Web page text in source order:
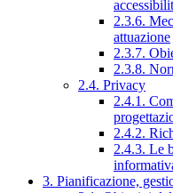
2.3.6.
attuazione
2.3.7.
2.3.8.
2.4. Privacy
2.4.1.
2.4.2.
2.4.3. Le
3. Pianificazione,